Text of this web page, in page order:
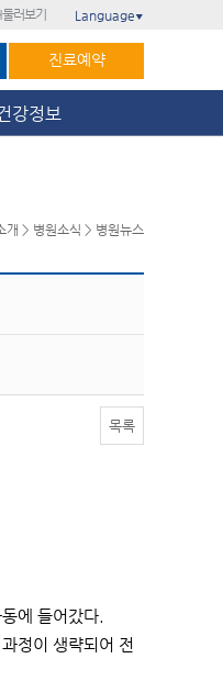
러보기 Language ▼
진료예약
강정보
개 > 병원소식 > 병원뉴스
목록
에 들어갔다.
정이 생략되어 전